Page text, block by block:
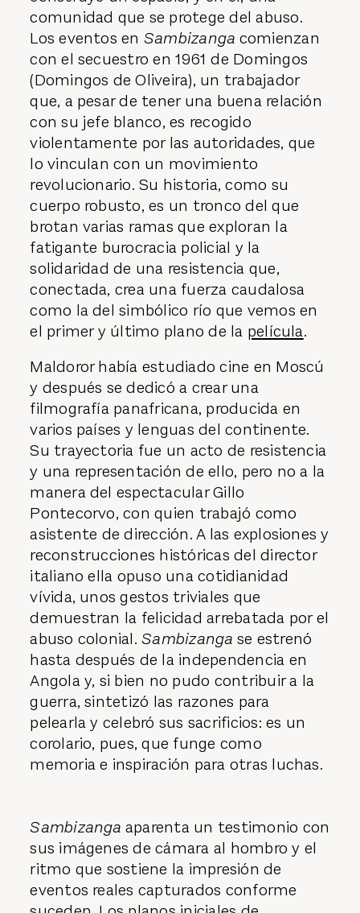
comunidad que se protege del abuso.
Los eventos en Sambizanga comienzan
con el secuestro en 1961 de Domingos
(Domingos de Oliveira), un trabajador
que, a pesar de tener una buena relación
con su jefe blanco, es recogido
violentamente por las autoridades, que
lo vinculan con un movimiento
revolucionario. Su historia, como su
cuerpo robusto, es un tronco del que
brotan varias ramas que exploran la
fatigante burocracia policial y la
solidaridad de una resistencia que,
conectada, crea una fuerza caudalosa
como la del simbólico río que vemos en
el primer y último plano de la película.
Maldoror había estudiado cine en Moscú
y después se dedicó a crear una
filmografía panafricana, producida en
varios países y lenguas del continente.
Su trayectoria fue un acto de resistencia
y una representación de ello, pero no a la
manera del espectacular Gillo
Pontecorvo, con quien trabajó como
asistente de dirección. A las explosiones y
reconstrucciones históricas del director
italiano ella opuso una cotidianidad
vívida, unos gestos triviales que
demuestran la felicidad arrebatada por el
abuso colonial.Sambizanga se estrenó
hasta después de la independencia en
Angola y, si bien no pudo contribuir a la
guerra, sintetizó las razones para
pelearla y celebró sus sacrificios: es un
corolario, pues, que funge como
memoria e inspiración para otras luchas.
Sambizanga aparenta un testimonio con
sus imágenes de cámara al hombro y el
ritmo que sostiene la impresión de
eventos reales capturados conforme